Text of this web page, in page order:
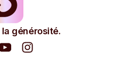
générosité.